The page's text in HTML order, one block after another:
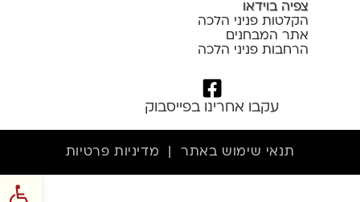
צפיה בוידאו
הקלטות פניני הלכה
אתר המבחנים
הרחבות פניני הלכה
עקבו אחרינו בפייסבוק
תנאי שימוש באתר| מדיניות פרטיות
פתח